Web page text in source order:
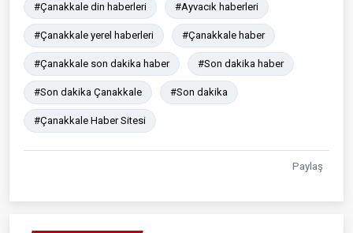
#Çanakkale din haberleri #Ayvacık haberleri
#Çanakkale yerel haberleri #Çanakkale haber
#Çanakkale son dakika haber #Son dakika haber
#Son dakika Çanakkale #Son dakika
#Çanakkale Haber Sitesi
Paylaş